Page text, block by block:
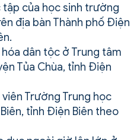
của học sinh trường
địa bàn Thành phố Điện
dân tộc ở Trung tâm
Tủa Chùa, tỉnh Điện
Trường Trung học
tỉnh Điện Biên theo